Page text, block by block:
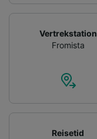
Vertrekstation
Fromista
Reisetid